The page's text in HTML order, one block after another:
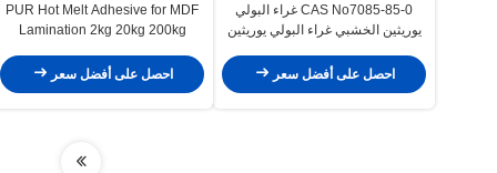
CAS No7085-85-0 غراء البولي
يوريثين الخشبي غراء البولي يوريثين
احصل على أفضل سعر
PUR Hot Melt Adhesive for MDF
Lamination 2kg 20kg 200kg
احصل على أفضل سعر